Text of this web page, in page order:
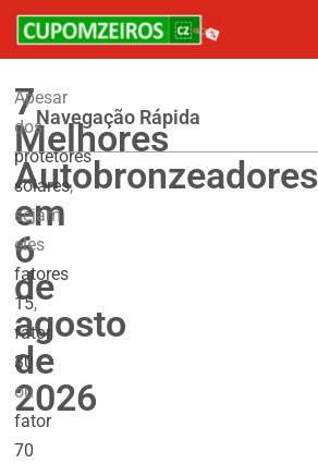
7
Melhores
Autobronzeadores
em
6
de
agosto
de
2026
Apesar
dos
protetores
solares,
sejam
eles
fatores
15,
fator
30
ou
fator
70
Navegação Rápida